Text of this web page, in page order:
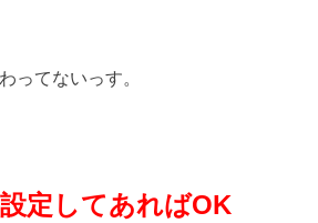
ってないっす。
定してあればOK